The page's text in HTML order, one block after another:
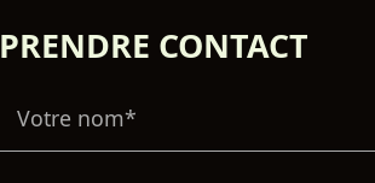
PRENDRE CONTACT